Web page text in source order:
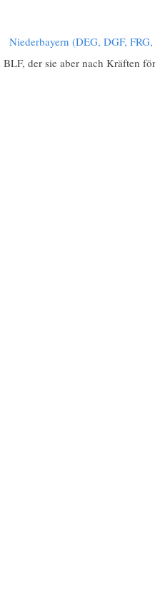
Niederbayern (DEG, DGF,
der sie aber nach Kräften